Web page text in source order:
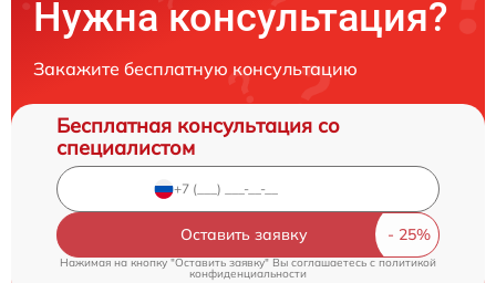
Нужна консультация?
Закажите бесплатную консультацию
Бесплатная консультация со
специалистом
Оставить заявку
Нажимая на кнопку "Оставить заявку" Вы соглашаетесь cполитикой
конфиденциальности